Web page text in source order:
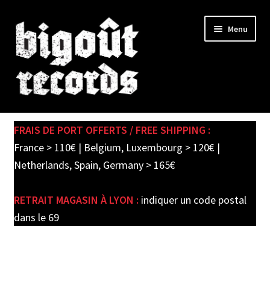
Skip
to
navigation
Skip
to
content
Menu
SHOP
child
PRE-ORDERS
FRAIS DE PORT OFFERTS / FREE SHIPPING :
France > 110€ | Belgium, Luxembourg > 120€ |
Netherlands, Spain, Germany > 165€
RETRAIT MAGASIN À LYON : indiquer un code postal
dans le 69